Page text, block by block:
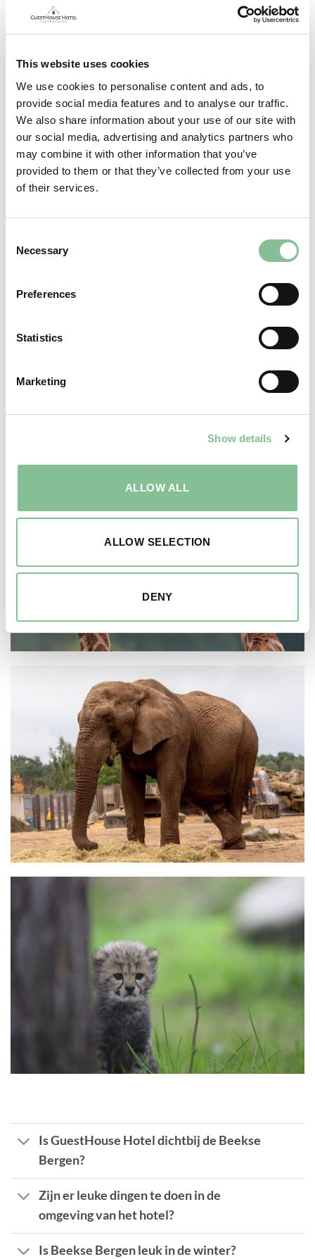
This website uses cookies
We use cookies to personalise content and ads, to
provide social media features and to analyse our traffic.
We also share information about your use of our site with
our social media, advertising and analytics partners who
may combine it with other information that you’ve
provided to them or that they’ve collected from your use
of their services.
Selection
Necessary
Preferences
Statistics
Marketing
Show details
ALLOW ALL
ALLOW SELECTION
DENY
Of je nu op zoek bent naar een hotel vlakbij Beekse Bergen,
een nachtje weg met het gezin of een romantisch weekendje
Dankzij onze centrale ligging is ons hotel de perfecte
uitvalsbasis voor jouw overnachting vlakbij Beekse Bergen.
BOEK NU!
Is GuestHouse Hotel dichtbij de Beekse
Bergen?
Zijn er leuke dingen te doen in de
omgeving van het hotel?
Is Beekse Bergen leuk in de winter?